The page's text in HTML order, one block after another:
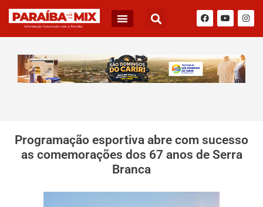
Programação esportiva abre com sucesso
as comemorações dos 67 anos de Serra
Branca